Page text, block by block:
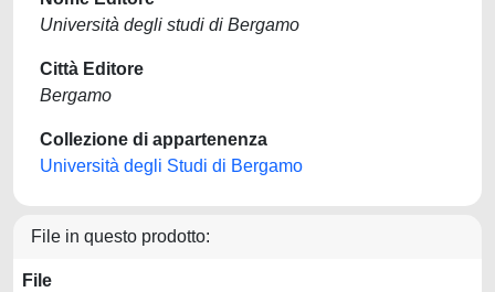
Università degli studi di Bergamo
Città Editore
Bergamo
Collezione di appartenenza
Università degli Studi di Bergamo
File in questo prodotto:
File